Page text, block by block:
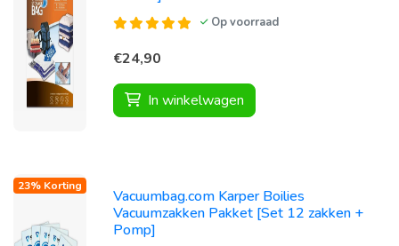
Op voorraad
€24,90
In winkelwagen
23% Korting
Vacuumbag.com Karper Boilies
Vacuumzakken Pakket [Set 12 zakken +
Pomp]